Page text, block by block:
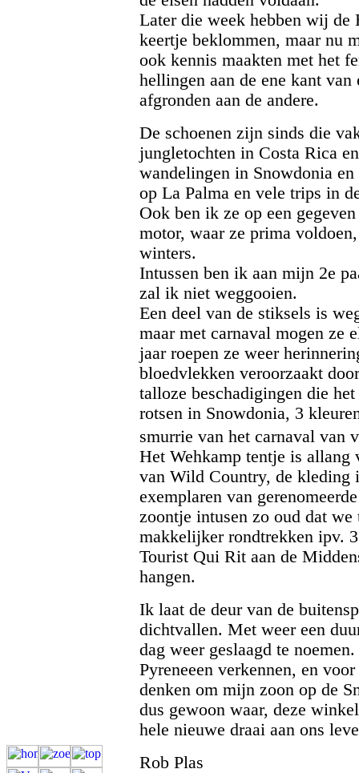
Later die week hebben wij de
keertje beklommen, maar nu
ook kennis maakten met het
hellingen aan de ene kant
afgronden aan de andere.
De schoenen zijn sinds die
jungletochten in Costa Rica
wandelingen in Snowdonia
op La Palma en vele trips in
Ook ben ik ze op een
motor, waar ze prima
winters.
Intussen ben ik aan mijn 2e
zal ik niet weggooien.
Een deel van de stiksels is
maar met carnaval mogen ze
jaar roepen ze weer
bloedvlekken veroorzaakt
talloze beschadigingen die
rotsen in Snowdonia, 3
smurrie van het carnaval van
Het Wehkamp tentje is allang
van Wild Country, de kleding
exemplaren van
zoontje intusen zo oud dat
makkelijker rondtrekken ipv.
Tourist Qui Rit aan de
hangen.
Ik laat de deur van de
dichtvallen. Met weer een
dag weer geslaagd te
Pyreneeen verkennen, en
denken om mijn zoon op de
dus gewoon waar, deze
hele nieuwe draai aan ons
Rob Plas